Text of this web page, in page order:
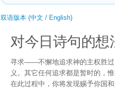
双语版本 (中文 / English)
对今日诗句的想
寻求——不懈地追求神的主权胜过
义。其它任何追求都是暂时的，
在此过程中，你将发现赐予你国